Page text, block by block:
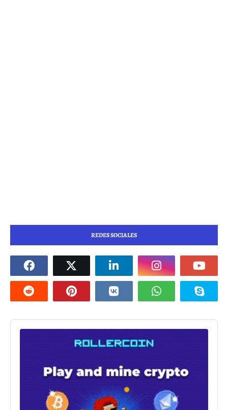
REDES SOCIALES